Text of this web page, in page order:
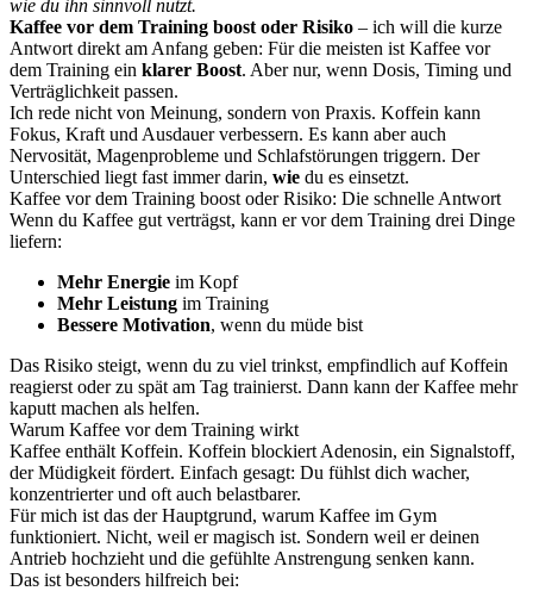
wie du ihn sinnvoll nutzt.
Kaffee vor dem Training boost oder Risiko – ich will die kurze
Antwort direkt am Anfang geben: Für die meisten ist Kaffee vor
dem Training ein klarer Boost. Aber nur, wenn Dosis, Timing und
Verträglichkeit passen.
Ich rede nicht von Meinung, sondern von Praxis. Koffein kann
Fokus, Kraft und Ausdauer verbessern. Es kann aber auch
Nervosität, Magenprobleme und Schlafstörungen triggern. Der
Unterschied liegt fast immer darin, wie du es einsetzt.
Kaffee vor dem Training boost oder Risiko: Die schnelle Antwort
Wenn du Kaffee gut verträgst, kann er vor dem Training drei Dinge
liefern:
Mehr Energie im Kopf
Mehr Leistung im Training
Bessere Motivation, wenn du müde bist
Das Risiko steigt, wenn du zu viel trinkst, empfindlich auf Koffein
reagierst oder zu spät am Tag trainierst. Dann kann der Kaffee mehr
kaputt machen als helfen.
Warum Kaffee vor dem Training wirkt
Kaffee enthält Koffein. Koffein blockiert Adenosin, ein Signalstoff,
der Müdigkeit fördert. Einfach gesagt: Du fühlst dich wacher,
konzentrierter und oft auch belastbarer.
Für mich ist das der Hauptgrund, warum Kaffee im Gym
funktioniert. Nicht, weil er magisch ist. Sondern weil er deinen
Antrieb hochzieht und die gefühlte Anstrengung senken kann.
Das ist besonders hilfreich bei: